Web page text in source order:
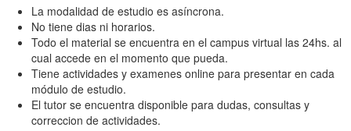
La modalidad de estudio es asíncrona.
No tiene dias ni horarios.
Todo el material se encuentra en el campus virtual las 24hs. al
cual accede en el momento que pueda.
Tiene actividades y examenes online para presentar en cada
módulo de estudio.
El tutor se encuentra disponible para dudas, consultas y
correccion de actividades.